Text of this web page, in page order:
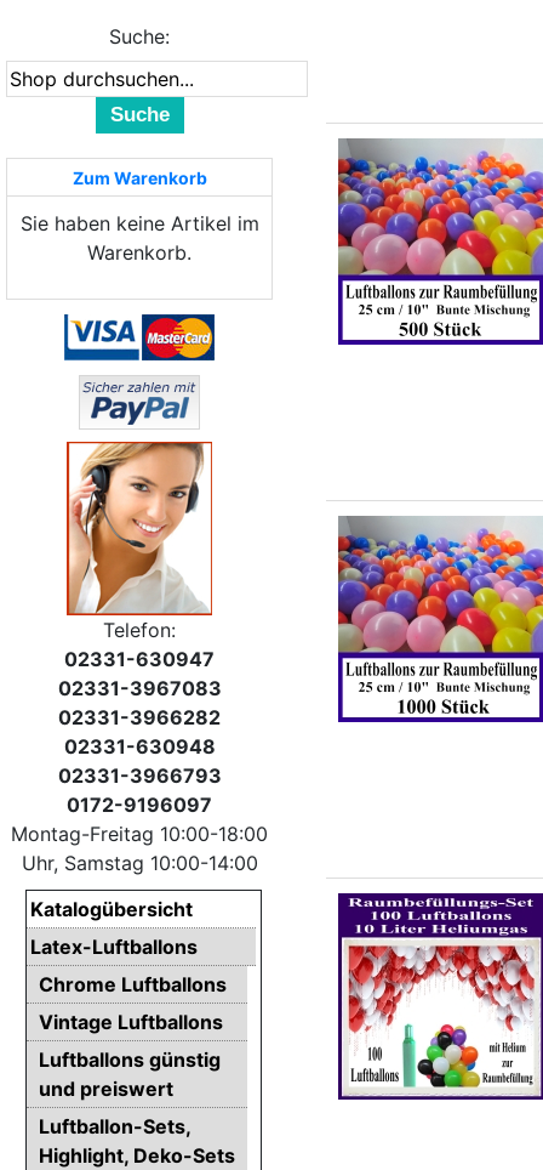
Suche:
Suche
Zum Warenkorb
Sie haben keine Artikel im
Warenkorb.
Telefon:
02331-630947
02331-3967083
02331-3966282
02331-630948
02331-3966793
0172-9196097
Montag-Freitag 10:00-18:00
Uhr, Samstag 10:00-14:00
Katalogübersicht
Latex-Luftballons
Chrome Luftballons
Vintage Luftballons
Luftballons günstig
und preiswert
Luftballon-Sets,
Highlight, Deko-Sets